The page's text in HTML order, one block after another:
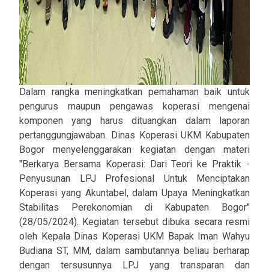
Dalam rangka meningkatkan pemahaman baik untuk
pengurus maupun pengawas koperasi mengenai
komponen yang harus dituangkan dalam laporan
pertanggungjawaban. Dinas Koperasi UKM Kabupaten
Bogor menyelenggarakan kegiatan dengan materi
"Berkarya Bersama Koperasi: Dari Teori ke Praktik -
Penyusunan LPJ Profesional Untuk Menciptakan
Koperasi yang Akuntabel, dalam Upaya Meningkatkan
Stabilitas Perekonomian di Kabupaten Bogor"
(28/05/2024). Kegiatan tersebut dibuka secara resmi
oleh Kepala Dinas Koperasi UKM Bapak Iman Wahyu
Budiana ST, MM, dalam sambutannya beliau berharap
dengan tersusunnya LPJ yang transparan dan